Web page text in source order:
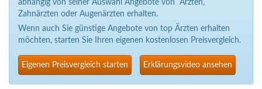
abhängig von seiner Auswahl Angebote von Ärzten,
Zahnärzten oder Augenärzten erhalten.
Wenn auch Sie günstige Angebote von top Ärzten erhalten
möchten, starten Sie Ihren eigenen kostenlosen Preisvergleich.
Eigenen Preisvergleich starten Erklärungsvideo ansehen